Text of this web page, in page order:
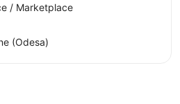
/ Marketplace
(Odesa)